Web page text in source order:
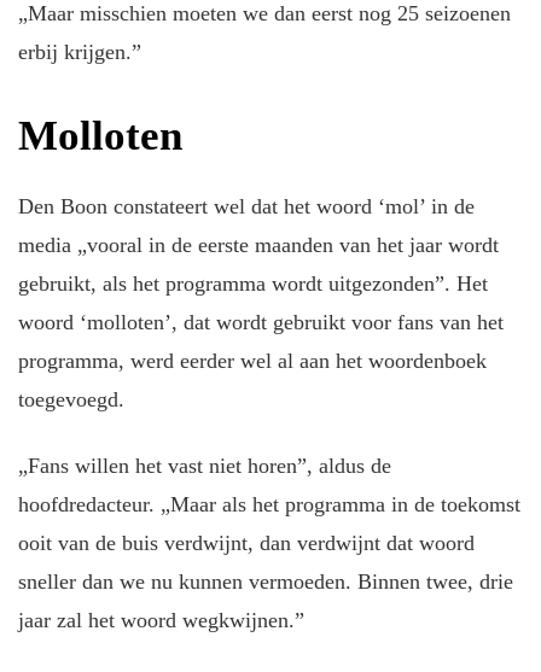
„Maar misschien moeten we dan eerst nog 25 seizoenen
erbij krijgen.”
Molloten
Den Boon constateert wel dat het woord ‘mol’ in de
media „vooral in de eerste maanden van het jaar wordt
gebruikt, als het programma wordt uitgezonden”. Het
woord ‘molloten’, dat wordt gebruikt voor fans van het
programma, werd eerder wel al aan het woordenboek
toegevoegd.
„Fans willen het vast niet horen”, aldus de
hoofdredacteur. „Maar als het programma in de toekomst
ooit van de buis verdwijnt, dan verdwijnt dat woord
sneller dan we nu kunnen vermoeden. Binnen twee, drie
jaar zal het woord wegkwijnen.”